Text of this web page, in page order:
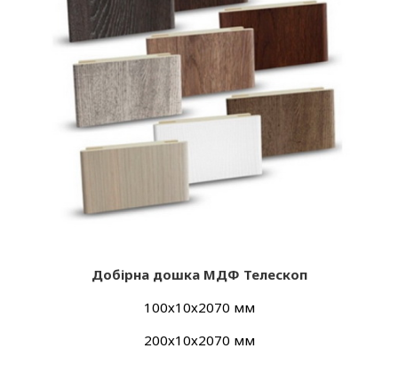
Добірна дошка МДФ Телескоп
100х10х2070 мм
200х10х2070 мм